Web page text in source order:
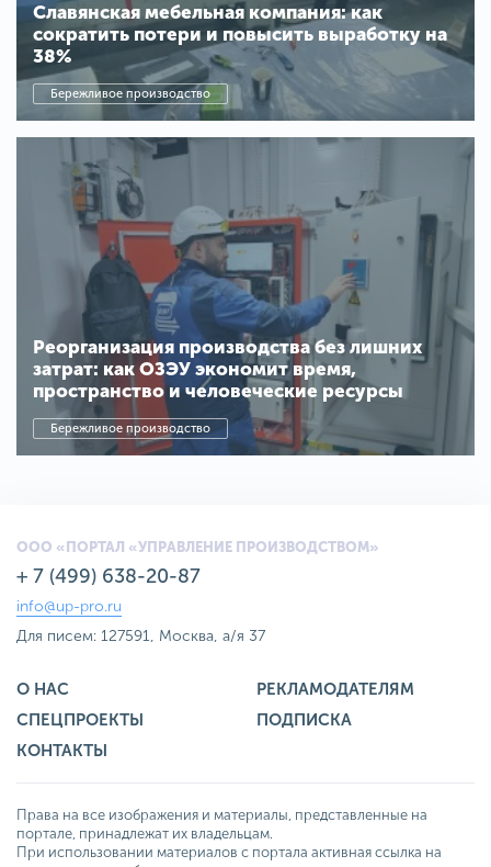
Славянская мебельная компания: как
сократить потери и повысить выработку на
38%
Бережливое производство
Реорганизация производства без лишних
затрат: как ОЗЭУ экономит время,
пространство и человеческие ресурсы
Бережливое производство
ООО «ПОРТАЛ «УПРАВЛЕНИЕ ПРОИЗВОДСТВОМ»
+ 7 (499) 638-20-87
info@up-pro.ru
Для писем: 127591, Москва, а/я 37
О НАС
РЕКЛАМОДАТЕЛЯМ
СПЕЦПРОЕКТЫ
ПОДПИСКА
КОНТАКТЫ
Права на все изображения и материалы, представленные на
портале, принадлежат их владельцам.
При использовании материалов с портала активная ссылка на